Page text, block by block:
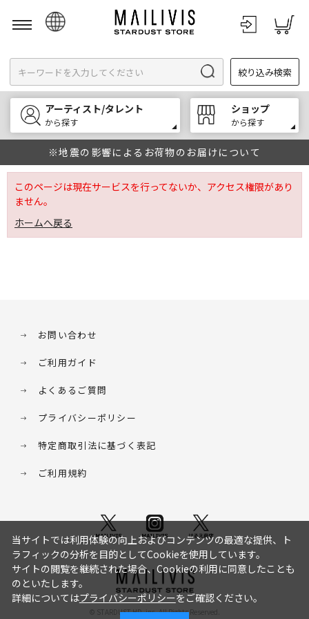
English
한국어
中文
絞り込み検索
アーティスト/タレント
から探す
ショップ
から探す
※地震の影響によるお荷物のお届けについて
このページは現在サービスを行ってないか、アクセス権限があり
ません。
ホームへ戻る
お問い合わせ
ご利用ガイド
よくあるご質問
プライバシーポリシー
特定商取引法に基づく表記
ご利用規約
© STARDUST HD. inc. All Rights Reserved.
当サイトでは利用体験の向上およびコンテンツの最適な提供、ト
ラフィックの分析を目的としてCookieを使用しています。
サイトの閲覧を継続された場合、Cookieの利用に同意したことも
のといたします。
詳細についてはプライバシーポリシーをご確認ください。